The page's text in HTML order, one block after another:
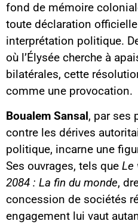
fond de mémoire
toute déclaration
interprétation politique.
où l’Élysée cherche à
bilatérales, cette
comme une provocation.
Boualem Sansal, par ses
contre les dérives
politique, incarne une
Ses ouvrages, tels que Le
2084 : La fin du monde,
concession de sociétés
engagement lui vaut